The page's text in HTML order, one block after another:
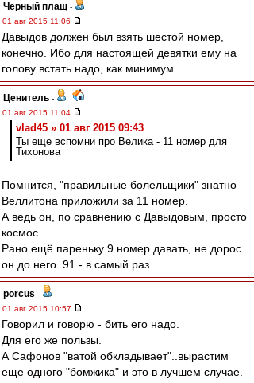
Черный плащ -
01 авг 2015 11:06
Давыдов должен был взять шестой номер,
конечно. Ибо для настоящей девятки ему на
голову встать надо, как минимум.
Ценитель -
01 авг 2015 11:04
vlad45 » 01 авг 2015 09:43
Ты еще вспомни про Велика - 11 номер для
Тихонова
Помнится, "правильные болельщики" знатно
Веллитона приложили за 11 номер.
А ведь он, по сравнению с Давыдовым, просто
космос.
Рано ещё пареньку 9 номер давать, не дорос
он до него. 91 - в самый раз.
porcus -
01 авг 2015 10:57
Говорил и говорю - бить его надо.
Для его же пользы.
А Сафонов "ватой обкладывает"..вырастим
еще одного "бомжика" и это в лучшем случае.